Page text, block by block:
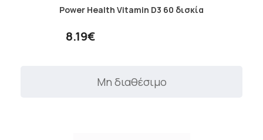
Power Health Vitamin D3 60 δισκία
8.19€
Μη διαθέσιμο